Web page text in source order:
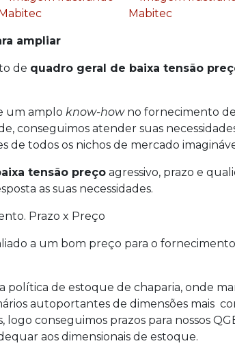
ampliar
de quadro geral de baixa tensão
um amplo know-how no fornecimento
conseguimos atender suas
de todos os nichos de mercado
tensão preço agressivo, prazo e
as suas necessidades.
Prazo x Preço
a um bom preço para o
política de estoque de chaparia, onde
autoportantes de dimensões mais
logo conseguimos prazos para nossos
aos dimensionais de estoque.